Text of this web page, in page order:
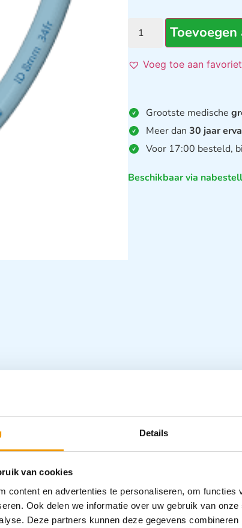
Details
van cookies
content en advertenties te personaliseren, om functies
Ook delen we informatie over uw gebruik van
Deze partners kunnen deze gegevens
Voeg toe aan
Grootste medische
Meer dan30 jaar
Voor 17:00 besteld,
Beschikbaar via
– Zwart – Ds 10stuk